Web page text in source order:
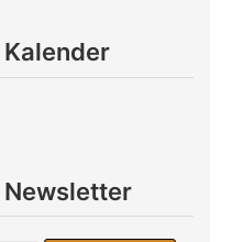
Newsletter